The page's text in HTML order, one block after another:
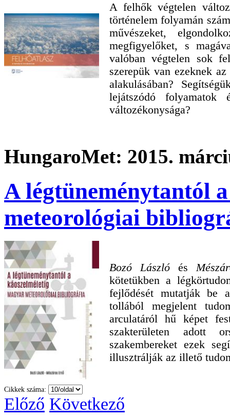
A felhők végtelen
történelem folyamán
művészeket,
megfigyelőket, s
valóban végtelen sok
szerepük van ezeknek
alakulásában?
lejátszódó folyamatok
változékonysága?
HungaroMet: 2015.
A légtüneménytantól
meteorológiai
Bozó László és
kötetükben a
fejlődését mutatják be
tollából megjelent
arculatáról hű képet
szakterületen adott
szakembereket ezek
illusztrálják az illető
Cikkek száma:
Előző Következő